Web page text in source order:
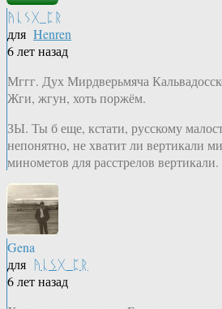
ᚤᚳᛊᚷ_ᛈᚱ
для Henren
6 лет назад
Мггг. Дух Мирдверьмяча
Жги, жгун, хоть поржём.
ЗЫ. Ты б еще, кстати, русскому
непонятно, не хватит ли вертикали
минометов для расстрелов вертикали.
Gena
для ᚤᚳᛊᚷ_ᛈᚱ
6 лет назад